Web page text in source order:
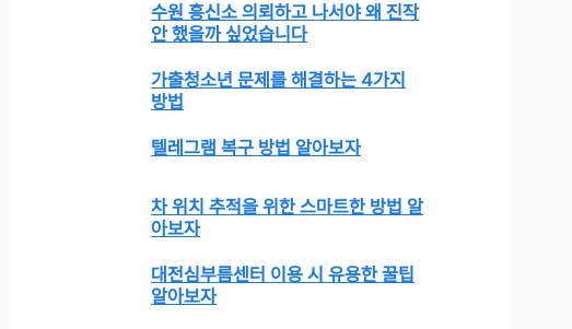
수원 흥신소 의뢰하고 나서야 왜 진작
안 했을까 싶었습니다
가출청소년 문제를 해결하는 4가지
방법
텔레그램 복구 방법 알아보자
차 위치 추적을 위한 스마트한 방법 알
아보자
대전심부름센터 이용 시 유용한 꿀팁
알아보자